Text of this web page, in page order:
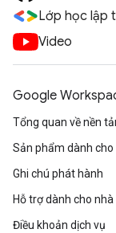
Lớp học lập
Video
Google
Tổng quan về nền
Sản phẩm dành
Ghi chú phát hành
Hỗ trợ dành cho
Điều khoản dịch vụ